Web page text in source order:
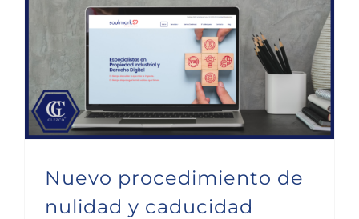
Nuevo procedimiento de
nulidad y caducidad